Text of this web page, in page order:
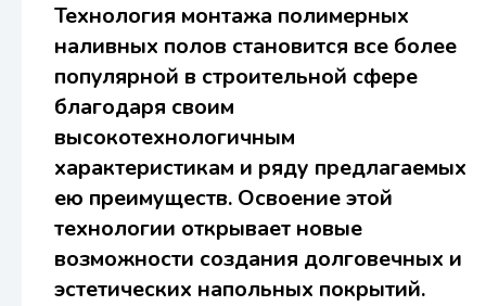
Технология монтажа полимерных
наливных полов становится все более
популярной в строительной сфере
благодаря своим
высокотехнологичным
характеристикам и ряду предлагаемых
ею преимуществ. Освоение этой
технологии открывает новые
возможности создания долговечных и
эстетических напольных покрытий.